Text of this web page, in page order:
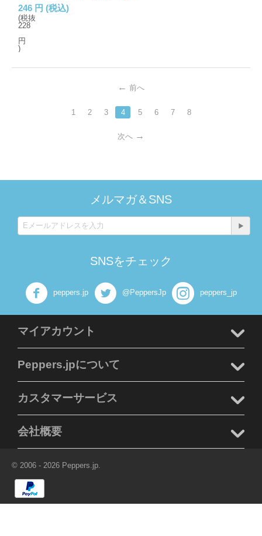
246 円 (税込)
(税抜
228
円
)
前へ
1 2 3 4 5 6 7 8
次へ
メルマガ＆SNS
SNSをチェック
peppers.jp @PeppersJp peppers_jp
マイアカウント
Peppers.jpについて
カスタマーサービス
会社概要
© 2006 - 2026 Peppers.jp.